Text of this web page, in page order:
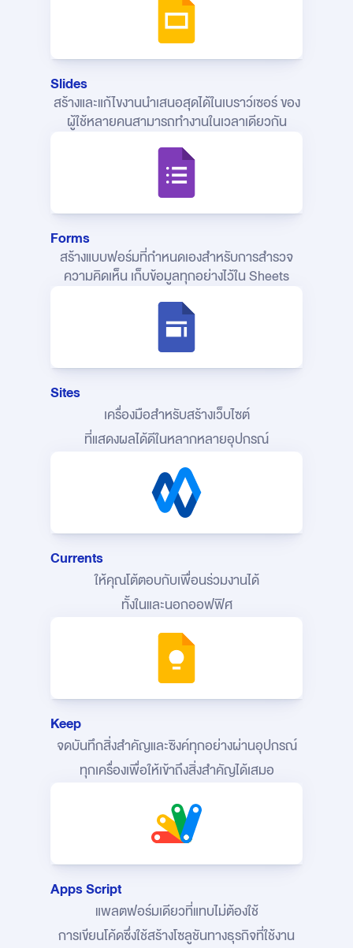
Slides
สร้างและแก้ไขงานนำเสนอสุดได้ในเบราว์เซอร์ของ
ผู้ใช้หลายคนสามารถทำงานในเวลาเดียวกัน
Forms
สร้างแบบฟอร์มที่กำหนดเองสำหรับการสำรวจ
ความคิดเห็น เก็บข้อมูลทุกอย่างไว้ใน Sheets
Sites
เครื่องมือสำหรับสร้างเว็บไซต์
ที่แสดงผลได้ดีในหลากหลายอุปกรณ์
Currents
ให้คุณโต้ตอบกับเพื่อนร่วมงานได้
ทั้งในและนอกออฟฟิศ
Keep
จดบันทึกสิ่งสำคัญและซิงค์ทุกอย่างผ่านอุปกรณ์
ทุกเครื่องเพื่อให้เข้าถึงสิ่งสำคัญได้เสมอ
Apps Script
แพลตฟอร์มเดียวที่แทบไม่ต้องใช้
การเขียนโค้ดซึ่งใช้สร้างโซลูชันทางธุรกิจที่ใช้งาน